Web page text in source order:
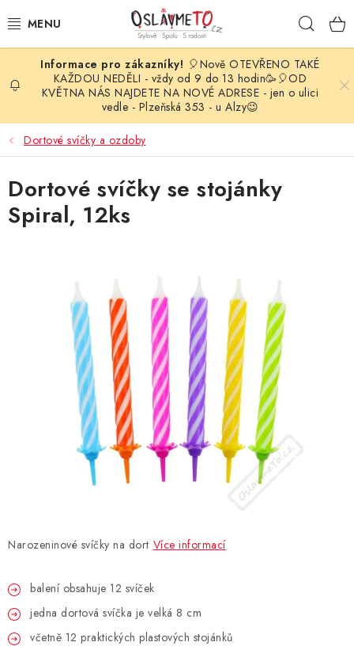
na
OSLAVA NAROZENIN
STYLOVÁ PARTY
DEKORACE A VÝZDOBA
BALÓNKY
KARNEVALOVÉ KOSTÝMY
SVATEBNÍ DOPLŇKY
BARVY NA OBLIČEJ A VLASY
BLAHOPŘÁNÍ
BUBLIFUKY
DORTOVÉ SVÍČKY A OZDOBY
DÁRKY
HELIUM NA BALÓNKY
LAMPIONY
🎈Nově OTEVŘENO TAKÉ
KAŽDOU NEDĚLI - vždy od 9 do 13 hodin🥳🎈OD
KVĚTNA NÁS NAJDETE NA NOVÉ ADRESE - jen o ulici
vedle - Plzeňská 353 - u Alzy😉
Dortové svíčky a ozdoby
Narozeninové svíčky na dort Více informací
balení obsahuje 12 svíček
jedna dortová svíčka je velká 8 cm
včetně 12 praktických plastových stojánků
Dortové svíčky se stojánky
Spiral, 12ks